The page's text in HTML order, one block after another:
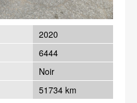
2020
6444
Noir
51734 km